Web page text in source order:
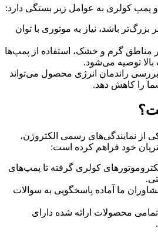
و پمپ کولری به عوامل زیر بستگی دارد:
بزرگ‌تر باشد، نیاز به موتوری با توان
مناطق گرم و خشک، استفاده از پمپ‌ها
توصیه می‌شود.
بررسی راندمان انرژی محصول می‌تواند
را کاهش دهد.
از نمایندگی‌های رسمی الکتروژن،
خود فراهم کرده است:
کولری گرفته تا پمپ‌های
ما آماده پاسخگویی به سوالات
تمامی محصولات ارائه شده دارای